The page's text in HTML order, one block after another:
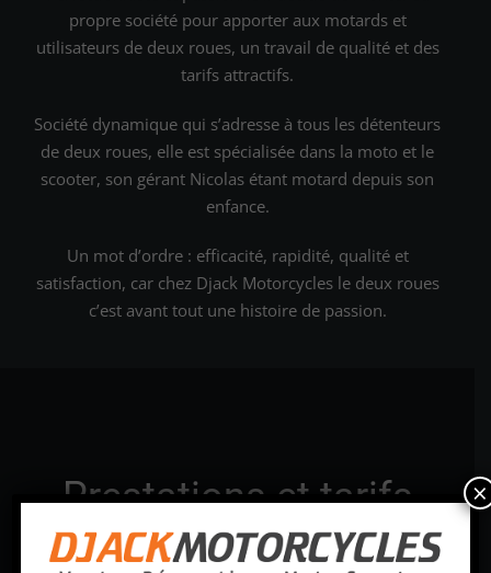
propre société pour apporter aux motards et
utilisateurs de deux roues, un travail de qualité et des
tarifs attractifs.
Société dynamique qui s’adresse à tous les détenteurs
de deux roues, elle est spécialisée dans la moto et le
scooter, son gérant Nicolas étant motard depuis son
enfance.
Un mot d’ordre : efficacité, rapidité, qualité et
satisfaction, car chez Djack Motorcycles le deux roues
c’est avant tout une histoire de passion.
Prestations et tarifs ×